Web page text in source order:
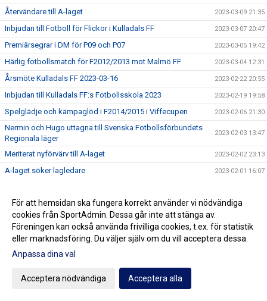
Återvändare till A-laget 2023-03-09 21:35
Inbjudan till Fotboll för Flickor i Kulladals FF 2023-03-07 20:47
Premiärsegrar i DM för P09 och P07 2023-03-05 19:42
Härlig fotbollsmatch för F2012/2013 mot Malmö FF 2023-03-04 12:31
Årsmöte Kulladals FF 2023-03-16 2023-02-22 20:55
Inbjudan till Kulladals FF:s Fotbollsskola 2023 2023-02-19 19:58
Spelglädje och kämpaglöd i F2014/2015 i Viffecupen 2023-02-06 21:30
Nermin och Hugo uttagna till Svenska Fotbollsförbundets
Regionala läger
2023-02-03 13:47
Meriterat nyförvärv till A-laget 2023-02-02 23:13
A-laget söker lagledare 2023-02-01 16:07
Utvecklande matcher för P2011 i Viffecupen 2023-01-30 11:36
Matchpremiär 2023 för A-laget
Slutgiltigt serieindelningsförslag för A-laget 2023-01-11 21:35
P2010 i final i Peneton Cup
För att hemsidan ska fungera korrekt använder vi nödvändiga
cookies från SportAdmin. Dessa går inte att stänga av.
Föreningen kan också använda frivilliga cookies, t.ex. för statistik
eller marknadsföring. Du väljer själv om du vill acceptera dessa.
Anpassa dina val
Acceptera nödvändiga Acceptera alla